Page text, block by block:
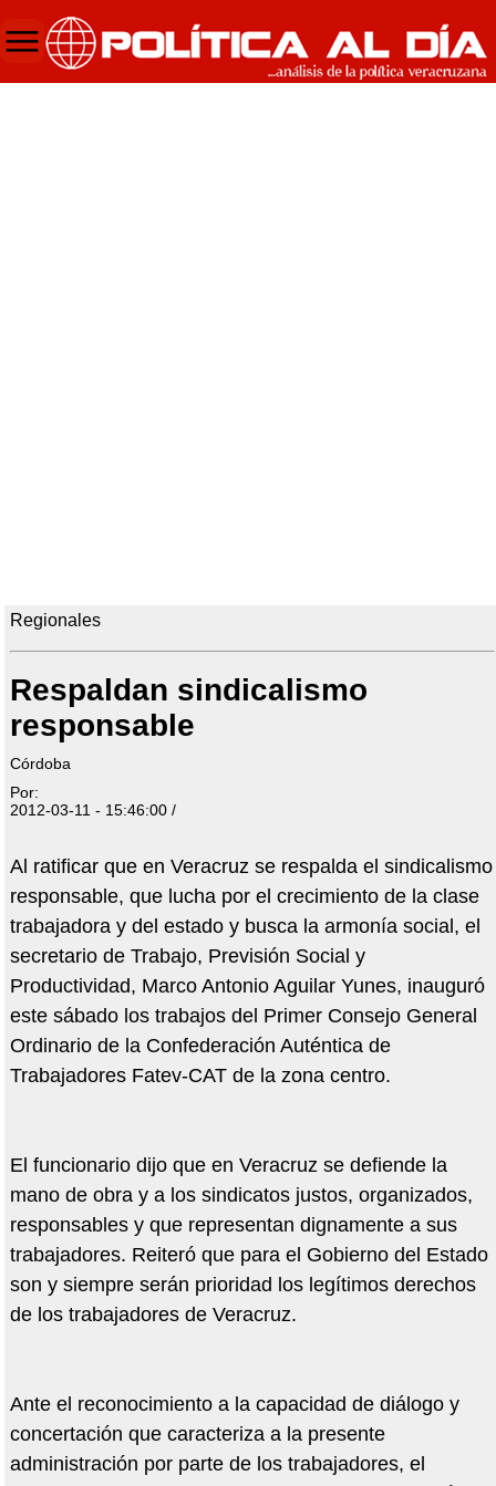
Regionales
Respaldan sindicalismo
responsable
Córdoba
Por:
2012-03-11 - 15:46:00 /
Al ratificar que en Veracruz se respalda el sindicalismo
responsable, que lucha por el crecimiento de la clase
trabajadora y del estado y busca la armonía social, el
secretario de Trabajo, Previsión Social y
Productividad, Marco Antonio Aguilar Yunes, inauguró
este sábado los trabajos del Primer Consejo General
Ordinario de la Confederación Auténtica de
Trabajadores Fatev-CAT de la zona centro.
El funcionario dijo que en Veracruz se defiende la
mano de obra y a los sindicatos justos, organizados,
responsables y que representan dignamente a sus
trabajadores. Reiteró que para el Gobierno del Estado
son y siempre serán prioridad los legítimos derechos
de los trabajadores de Veracruz.
Ante el reconocimiento a la capacidad de diálogo y
concertación que caracteriza a la presente
administración por parte de los trabajadores, el